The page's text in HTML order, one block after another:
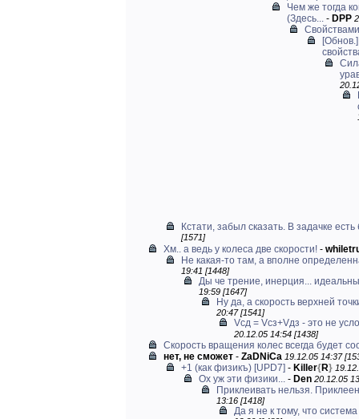
Чем же тогда
(Здесь... - DPP
Кстати, забыл сказать. В задачке
[1571]
Хм.. а ведь у колеса две скорости! -
Не какая-то там, а вполне
19:41 [1448]
Ды че трение, инерция...
19:59 [1647]
Ну да, а скорость верхней
20:47 [1541]
Vсд = Vсз+Vдз - это не
20.12.05 14:54 [1438]
Скорость вращения колес всегда будет
нет, не сможет - ZaDNiCa 19.12.05 14:37
+1 (как физикъ) [UPD7] - Killer{R}
Ох уж эти физики... - Den 20.12.05
Приклеивать нельзя.
13:16 [1418]
Да я не к тому, что